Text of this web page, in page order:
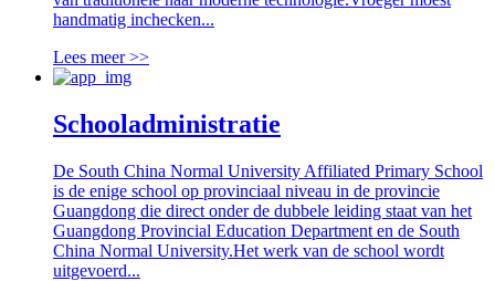
handmatig inchecken...
Lees meer >>
Schooladministratie
De South China Normal University Affiliated Primary School
is de enige school op provinciaal niveau in de provincie
Guangdong die direct onder de dubbele leiding staat van het
Guangdong Provincial Education Department en de South
China Normal University.Het werk van de school wordt
uitgevoerd...